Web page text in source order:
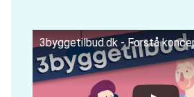
3byggetilbud.dk - Forstå